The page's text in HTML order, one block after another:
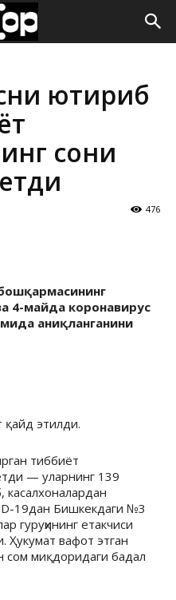
юқтириб
сони
476
4-майда коронавирус
аниқланганини
қайд этилди.
тиббиёт
— уларнинг 139
касалхоналардан
19дан Бишкекдаги №3
гуруҳининг етакчиси
вафот этган
сом миқдоридаги бадал